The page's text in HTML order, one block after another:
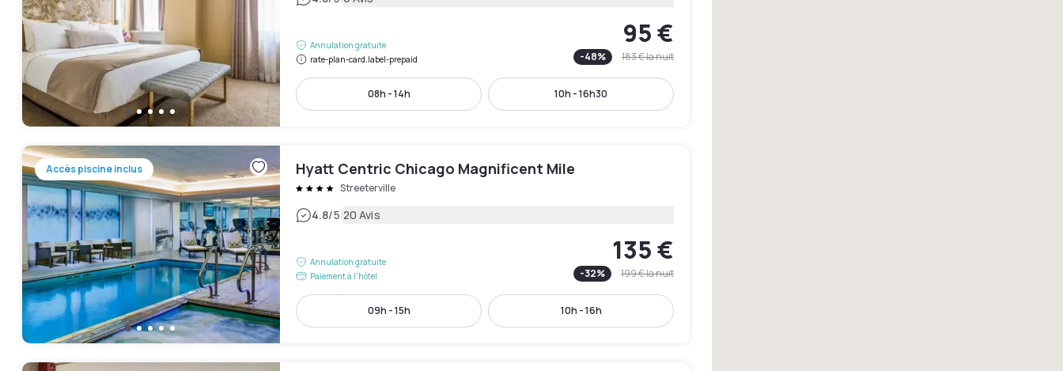
Annulation gratuite
rate-plan-card.label-prepaid
95 €
-48% 183 €la nuit
08h - 14h 10h - 16h30
Accès piscine inclus Hyatt Centric Chicago Magnificent Mile
Streeterville
4.8/5|20 Avis
Annulation gratuite
Paiement à l'hôtel
135 €
-32% 199 €la nuit
09h - 15h 10h - 16h